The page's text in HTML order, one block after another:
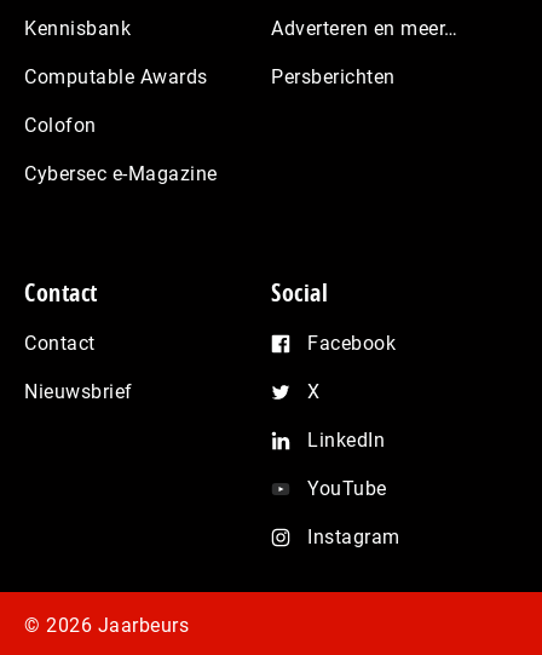
Kennisbank
Computable Awards
Colofon
Cybersec e-Magazine
Adverteren en meer…
Persberichten
Contact
Contact
Nieuwsbrief
Social
Facebook
X
LinkedIn
YouTube
Instagram
© 2026 Jaarbeurs